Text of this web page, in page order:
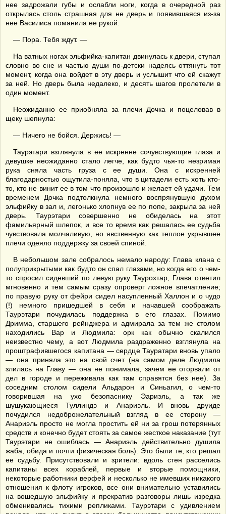
нее задрожали губы и ослабли ноги, когда в очередной раз
открылась столь страшная для не дверь и появившаяся из-за
нее Василиса поманила ее рукой:
— Пора. Тебя ждут. —
На ватных ногах эльфийка-капитан двинулась к двери, ступая
словно во сне и частью души по-детски надеясь оттянуть тот
момент, когда она войдет в эту дверь и услышит что ей скажут
за ней. Но дверь была недалеко, и десять шагов пролетели в
один момент.
Неожиданно ее приобняла за плечи Дочка и поцеловав в
щеку шепнула:
— Ничего не бойся. Держись! —
Таурэтари взглянула в ее искренне сочувствующие глаза и
девушке неожиданно стало легче, как будто чья-то незримая
рука сняла часть груза с ее души. Она с искренней
благодарностью ощутила-поняла, что в цитадели есть хоть кто-
то, кто не винит ее в том что произошло и желает ей удачи. Тем
временем Дочка подтолкнула немного воспрянувшую духом
эльфийку в зал и, легонько хлопнув ее по попе, закрыла за ней
дверь. Таурэтари совершенно не обиделась на этот
фамильярный шлепок, и все то время как решалась ее судьба
чувствовала молчаливую, но явственную как теплое укрывшее
плечи одеяло поддержку за своей спиной.
В небольшом зале собралось немало народу: Глава клана с
полуприкрытыми как будто он спал глазами, но когда его о чем-
то спросил сидевший по левую руку Таурохтар, Глава ответил
мгновенно и тем самым сразу опроверг ложное впечатление;
по правую руку от фейри сидел насупленный Халлон и о чудо
(!) немного пришедшей в себя и начавшей соображать
Таурэтари почудилась поддержка в его глазах. Помимо
Дримма, старшего рейнджера и адмирала за тем же столом
находились Вар и Людмила: орк как обычно скалился
неизвестно чему, а вот Людмила раздраженно взглянула на
проштрафившегося капитана — сердце Тауратари вновь упало
— она приняла это на свой счет (на самом деле Людмила
злилась на Главу — она не понимала, зачем ее оторвали от
дел в городе и переживала как там справятся без нее). За
соседним столом сидели Альдарон и Синьагил, о чем-то
говорившая на ухо безопаснику Эариэль, а так же
шушукающиеся Туллиндэ и Анариэль. И вновь друиде
почудился недоброжелательный взгляд в ее сторону —
Анариэль просто не могла простить ей ни за грош потерянных
средств и конечно будет стоять за самое жесткое наказание (тут
Таурэтари не ошиблась — Анариэль действительно душила
жаба, обида и почти физическая боль). Это были те, кто решал
ее судьбу. Присутствовали и зрители: вдоль стен расселись
капитаны всех кораблей, первые и вторые помощники,
некоторые работники верфей и несколько не имевших никакого
отношения к флоту игроков, все они внимательно уставились
на вошедшую эльфийку и прекратив разговоры лишь изредка
обменивались тихими репликами. Таурэтари с удивлением